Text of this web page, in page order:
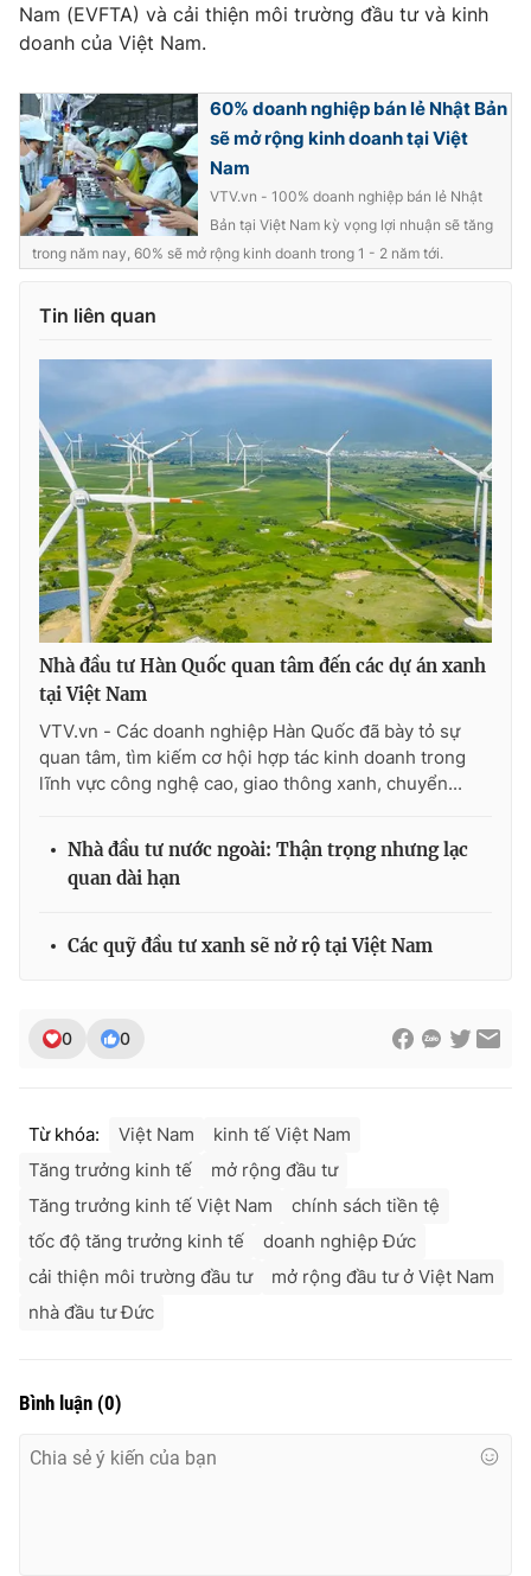
Ðiện thoại Thời báo VTV:024.66 897 897
Email:toasoan@vtv.vn
® Cấm sao chép dưới mọi hình thức nếu không có sự chấp
thuận bằng văn bản. Ghi rõ nguồn VTV.vn khi phát hành lại
thông tin từ website này.
Nam (EVFTA) và cải thiện môi trường đầu tư và kinh
doanh của Việt Nam.
60% doanh nghiệp bán lẻ Nhật Bản
sẽ mở rộng kinh doanh tại Việt
Nam
VTV.vn - 100% doanh nghiệp bán lẻ Nhật
Bản tại Việt Nam kỳ vọng lợi nhuận sẽ tăng
trong năm nay, 60% sẽ mở rộng kinh doanh trong 1 - 2 năm tới.
Tin liên quan
Nhà đầu tư Hàn Quốc quan tâm đến các dự án xanh
tại Việt Nam
VTV.vn - Các doanh nghiệp Hàn Quốc đã bày tỏ sự
quan tâm, tìm kiếm cơ hội hợp tác kinh doanh trong
lĩnh vực công nghệ cao, giao thông xanh, chuyển...
Nhà đầu tư nước ngoài: Thận trọng nhưng lạc
quan dài hạn
Các quỹ đầu tư xanh sẽ nở rộ tại Việt Nam
0 0
Từ khóa: Việt Nam
kinh tế Việt Nam
Tăng trưởng kinh tế
mở rộng đầu tư
Tăng trưởng kinh tế Việt Nam
chính sách tiền tệ
tốc độ tăng trưởng kinh tế
doanh nghiệp Đức
cải thiện môi trường đầu tư
mở rộng đầu tư ở Việt Nam
nhà đầu tư Đức
Bình luận (0)